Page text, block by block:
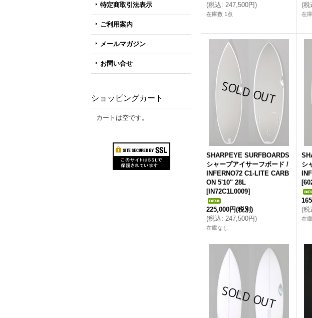
特定商取引法表示
ご利用案内
メールマガジン
お問い合せ
ショッピングカート
カートは空です。
(税込: 247,500円)
在庫数 1点
(税
在
SHARPEYE SURFBOARDS
シャープアイサーフボード /
INFERNO72 C1-LITE CARB
ON 5'10" 28L
[IN72C1L0009]
225,000円(税別)
(税込: 247,500円)
在庫なし
シ
[
(税
在